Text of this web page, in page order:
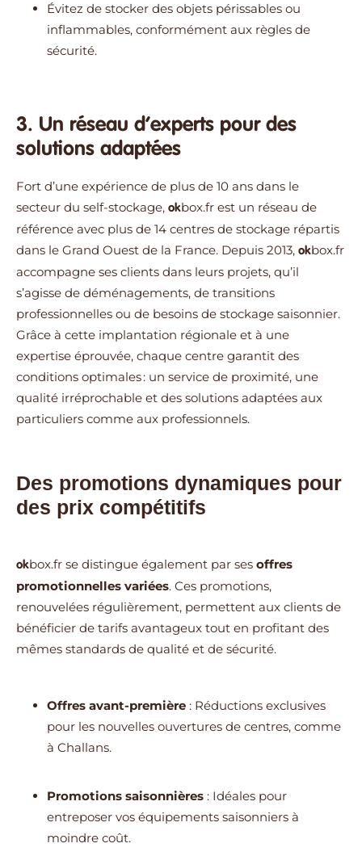
Évitez de stocker des objets périssables ou
inflammables, conformément aux règles de
sécurité.
3. Un réseau d’experts pour des
solutions adaptées
Fort d’une expérience de plus de 10 ans dans le
secteur du self-stockage, okbox.fr est un réseau de
référence avec plus de 14 centres de stockage répartis
dans le Grand Ouest de la France. Depuis 2013, okbox.fr
accompagne ses clients dans leurs projets, qu’il
s’agisse de déménagements, de transitions
professionnelles ou de besoins de stockage saisonnier.
Grâce à cette implantation régionale et à une
expertise éprouvée, chaque centre garantit des
conditions optimales : un service de proximité, une
qualité irréprochable et des solutions adaptées aux
particuliers comme aux professionnels.
Des promotions dynamiques pour
des prix compétitifs
okbox.fr se distingue également par ses offres
promotionnelles variées. Ces promotions,
renouvelées régulièrement, permettent aux clients de
bénéficier de tarifs avantageux tout en profitant des
mêmes standards de qualité et de sécurité.
Offres avant-première : Réductions exclusives
pour les nouvelles ouvertures de centres, comme
à Challans.
Promotions saisonnières : Idéales pour
entreposer vos équipements saisonniers à
moindre coût.